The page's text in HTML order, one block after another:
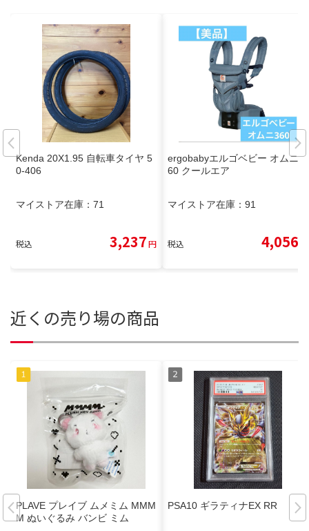
Kenda 20X1.95 自転車タイヤ 5
0-406
マイストア在庫： 71
税込 3,237円
ergobabyエルゴベビー オムニ3
60 クールエア
マイストア在庫： 91
税込 4,056
近くの売り場の商品
PLAVE プレイブ ムメミム MMM
M ぬいぐるみ バンビ ミム
PSA10 ギラティナEX RR